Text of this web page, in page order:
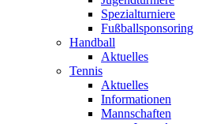
Spezialturniere
Fußballsponsoring
Handball
Aktuelles
Tennis
Aktuelles
Informationen
Mannschaften